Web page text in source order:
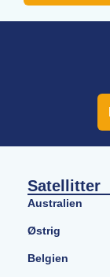
Satellitter
Australien
Østrig
Belgien